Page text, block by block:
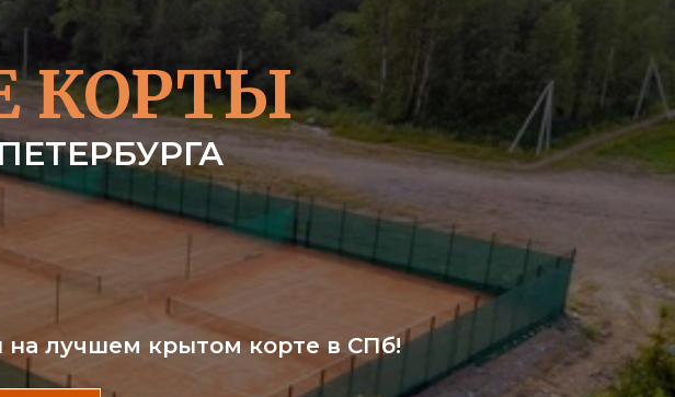
КОРТЫ
на лучшем крытом корте в СПб!